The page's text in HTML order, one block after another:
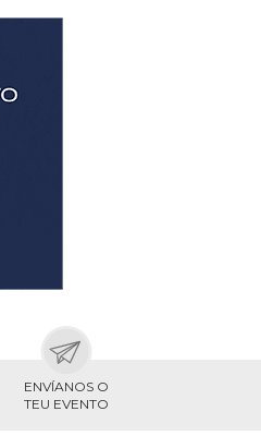
ENVÍANOS O
TEU EVENTO